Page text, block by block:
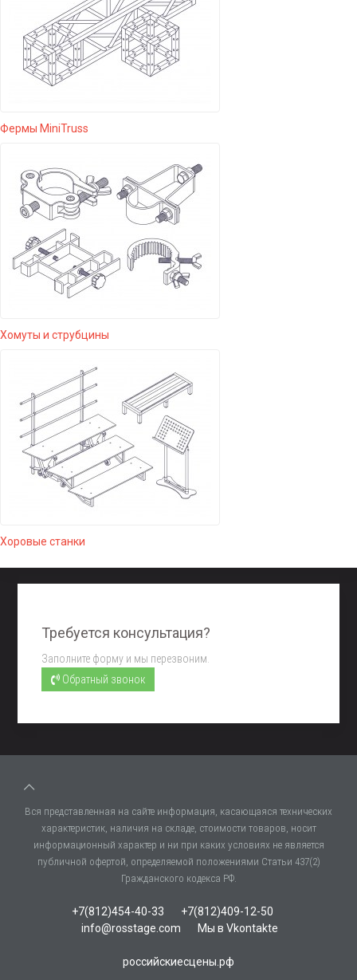
Фермы MiniTruss
Хомуты и струбцины
Хоровые станки
Требуется консультация?
Заполните форму и мы перезвоним.
Обратный звонок
Вся представленная на сайте информация, касающаяся технических
характеристик, наличия на складе, стоимости товаров, носит
информационный характер и ни при каких условиях не является
публичной офертой, определяемой положениями Статьи 437(2)
Гражданского кодекса РФ.
+7(812)454-40-33
+7(812)409-12-50
info@rosstage.com
Мы в Vkontakte
российскиесцены.рф